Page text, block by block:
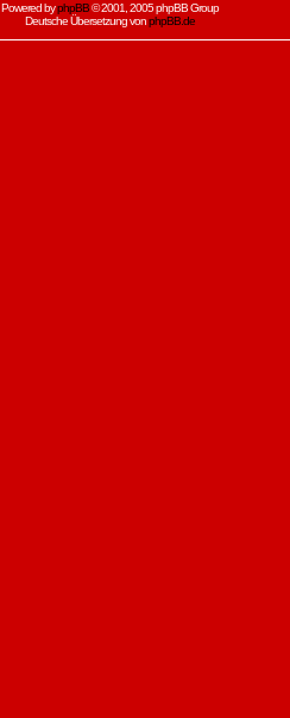
Powered byphpBB© 2001, 2005 phpBB Group
Deutsche Übersetzung vonphpBB.de